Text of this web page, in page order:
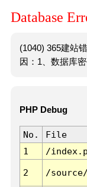
Database
(1040) 365建站
因：1、数据库
PHP Debug
No. File
1
/
2 /